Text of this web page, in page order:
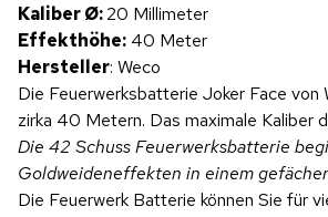
Kaliber Ø:20 Millimeter
Effekthöhe: 40 Meter
Hersteller: Weco
Die Feuerwerksbatterie Joker Face
zirka 40 Metern. Das maximale
Die 42 Schuss Feuerwerksbatterie
Goldweideneffekten in einem
Die Feuerwerk Batterie können Sie für